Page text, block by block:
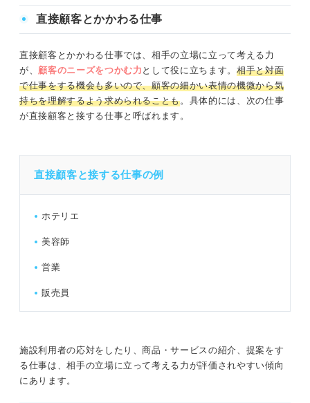
直接顧客とかかわる仕事
直接顧客とかかわる仕事では、相手の立場に立って考える力
が、 顧客のニーズをつかむ力 として役に立ちます。 相手と対面
で仕事をする機会も多いので、顧客の細かい表情の機微から気
持ちを理解するよう求められることも。具体的には、次の仕事
が直接顧客と接する仕事と呼ばれます。
直接顧客と接する仕事の例
ホテリエ
美容師
営業
販売員
施設利用者の応対をしたり、商品・サービスの紹介、提案をす
る仕事は、相手の立場に立って考える力が評価されやすい傾向
にあります。